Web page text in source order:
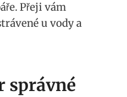
Přeji vám
u vody a
správné